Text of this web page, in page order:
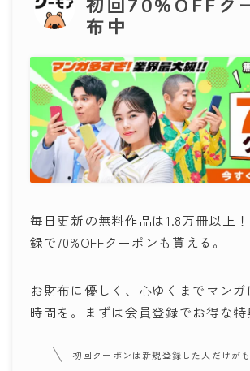
初回70%OFFク
布中
毎日更新の無料作品は1.8万冊以上
録で70%OFFクーポンも貰える。
お財布に優しく、心ゆくまでマン
時間を。まずは会員登録でお得な特
初回クーポンは新規登録した人だけが